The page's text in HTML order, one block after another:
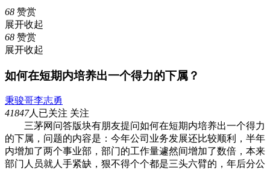
68 赞赏
展开收起
68 赞赏
展开收起
如何在短期内培养出一个得力的下属？
秉骏哥李志勇
41847人已关注 关注
三茅网问答版块有朋友提问如何在短期内培养出一个得力
的下属，问题的内容是：今年公司业务发展还比较顺利，半年
内增加了两个事业部，部门的工作量遽然间增加了数倍，本来
部门人员就人手紧缺，狠不得个个都是三头六臂的，年后分公